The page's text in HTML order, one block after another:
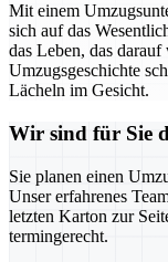
Mit einem
sich auf das
das Leben, das
Umzugsgeschichte
Lächeln im Gesicht.
Wir sind für Sie
Sie planen einen
Unser erfahrenes
letzten Karton zur
termingerecht.